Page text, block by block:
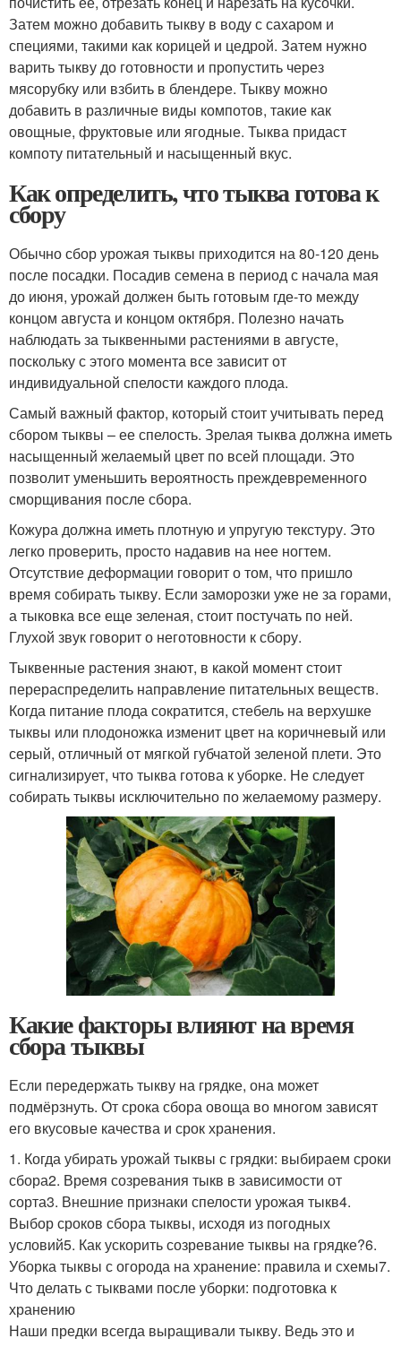
Затем можно добавить тыкву в воду с сахаром и
специями, такими как корицей и цедрой. Затем нужно
варить тыкву до готовности и пропустить через
мясорубку или взбить в блендере. Тыкву можно
добавить в различные виды компотов, такие как
овощные, фруктовые или ягодные. Тыква придаст
компоту питательный и насыщенный вкус.
Как определить, что тыква готова к
сбору
Обычно сбор урожая тыквы приходится на 80-120 день
после посадки. Посадив семена в период с начала мая
до июня, урожай должен быть готовым где-то между
концом августа и концом октября. Полезно начать
наблюдать за тыквенными растениями в августе,
поскольку с этого момента все зависит от
индивидуальной спелости каждого плода.
Самый важный фактор, который стоит учитывать перед
сбором тыквы – ее спелость. Зрелая тыква должна иметь
насыщенный желаемый цвет по всей площади. Это
позволит уменьшить вероятность преждевременного
сморщивания после сбора.
Кожура должна иметь плотную и упругую текстуру. Это
легко проверить, просто надавив на нее ногтем.
Отсутствие деформации говорит о том, что пришло
время собирать тыкву. Если заморозки уже не за горами,
а тыковка все еще зеленая, стоит постучать по ней.
Глухой звук говорит о неготовности к сбору.
Тыквенные растения знают, в какой момент стоит
перераспределить направление питательных веществ.
Когда питание плода сократится, стебель на верхушке
тыквы или плодоножка изменит цвет на коричневый или
серый, отличный от мягкой губчатой зеленой плети. Это
сигнализирует, что тыква готова к уборке. Не следует
собирать тыквы исключительно по желаемому размеру.
Какие факторы влияют на время
сбора тыквы
Если передержать тыкву на грядке, она может
подмёрзнуть. От срока сбора овоща во многом зависят
его вкусовые качества и срок хранения.
1. Когда убирать урожай тыквы с грядки: выбираем сроки
сбора2. Время созревания тыкв в зависимости от
сорта3. Внешние признаки спелости урожая тыкв4.
Выбор сроков сбора тыквы, исходя из погодных
условий5. Как ускорить созревание тыквы на грядке?6.
Уборка тыквы с огорода на хранение: правила и схемы7.
Что делать с тыквами после уборки: подготовка к
хранению
Наши предки всегда выращивали тыкву. Ведь это и